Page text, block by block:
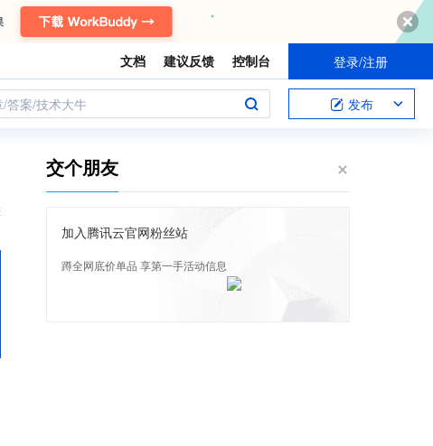
文档 建议反馈 控制台 登录/注册
/答案/技术大牛 发布
交个朋友
加入腾讯云官网粉丝站
蹲全网底价单品 享第一手活动信息